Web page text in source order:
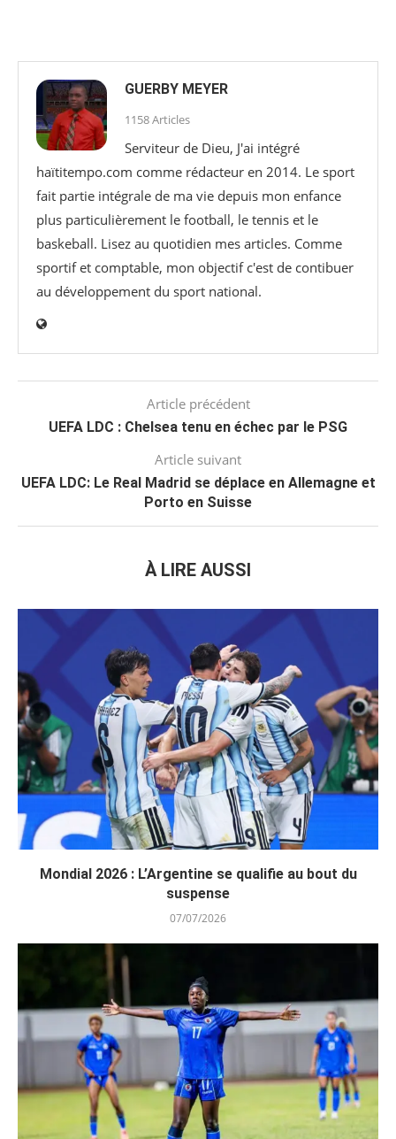
GUERBY MEYER
1158 Articles
Serviteur de Dieu, J'ai intégré
haïtitempo.com comme rédacteur en 2014. Le sport
fait partie intégrale de ma vie depuis mon enfance
plus particulièrement le football, le tennis et le
baskeball. Lisez au quotidien mes articles. Comme
sportif et comptable, mon objectif c'est de contibuer
au développement du sport national.
Article précédent
UEFA LDC : Chelsea tenu en échec par le PSG
Article suivant
UEFA LDC: Le Real Madrid se déplace en Allemagne et
Porto en Suisse
À LIRE AUSSI
Mondial 2026 : L’Argentine se qualifie au bout du
suspense
07/07/2026